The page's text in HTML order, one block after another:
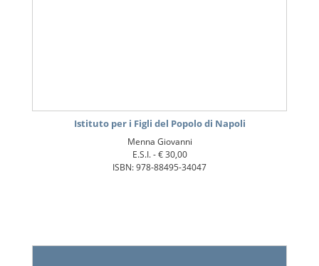
Istituto per i Figli del Popolo di Napoli
Menna Giovanni
E.S.I. -€ 30,00
ISBN: 978-88495-34047